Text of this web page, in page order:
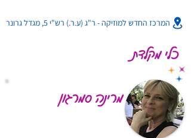
המרכז החדש למוזיקה - ר"ג (ע.ר.) רש"י 5, מגדל גרונר
כלי מקלדת
מרינה סמרגון